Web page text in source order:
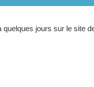
quelques jours sur le site